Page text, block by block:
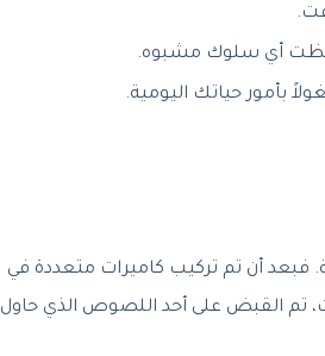
لاحظت أي سلوك مشبوه.
بأمور حياتك اليومية.
فبعد أن تم تركيب كاميرات متعددة في
تم القبض على أحد اللصوص الذي حاول